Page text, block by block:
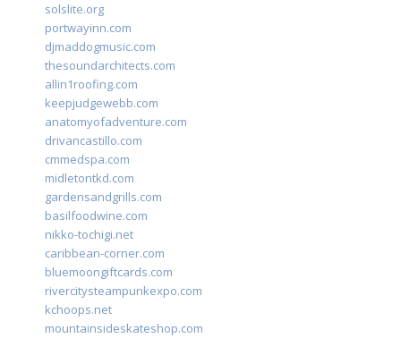
solslite.org
portwayinn.com
djmaddogmusic.com
thesoundarchitects.com
allin1roofing.com
keepjudgewebb.com
anatomyofadventure.com
drivancastillo.com
cmmedspa.com
midletontkd.com
gardensandgrills.com
basilfoodwine.com
nikko-tochigi.net
caribbean-corner.com
bluemoongiftcards.com
rivercitysteampunkexpo.com
kchoops.net
mountainsideskateshop.com